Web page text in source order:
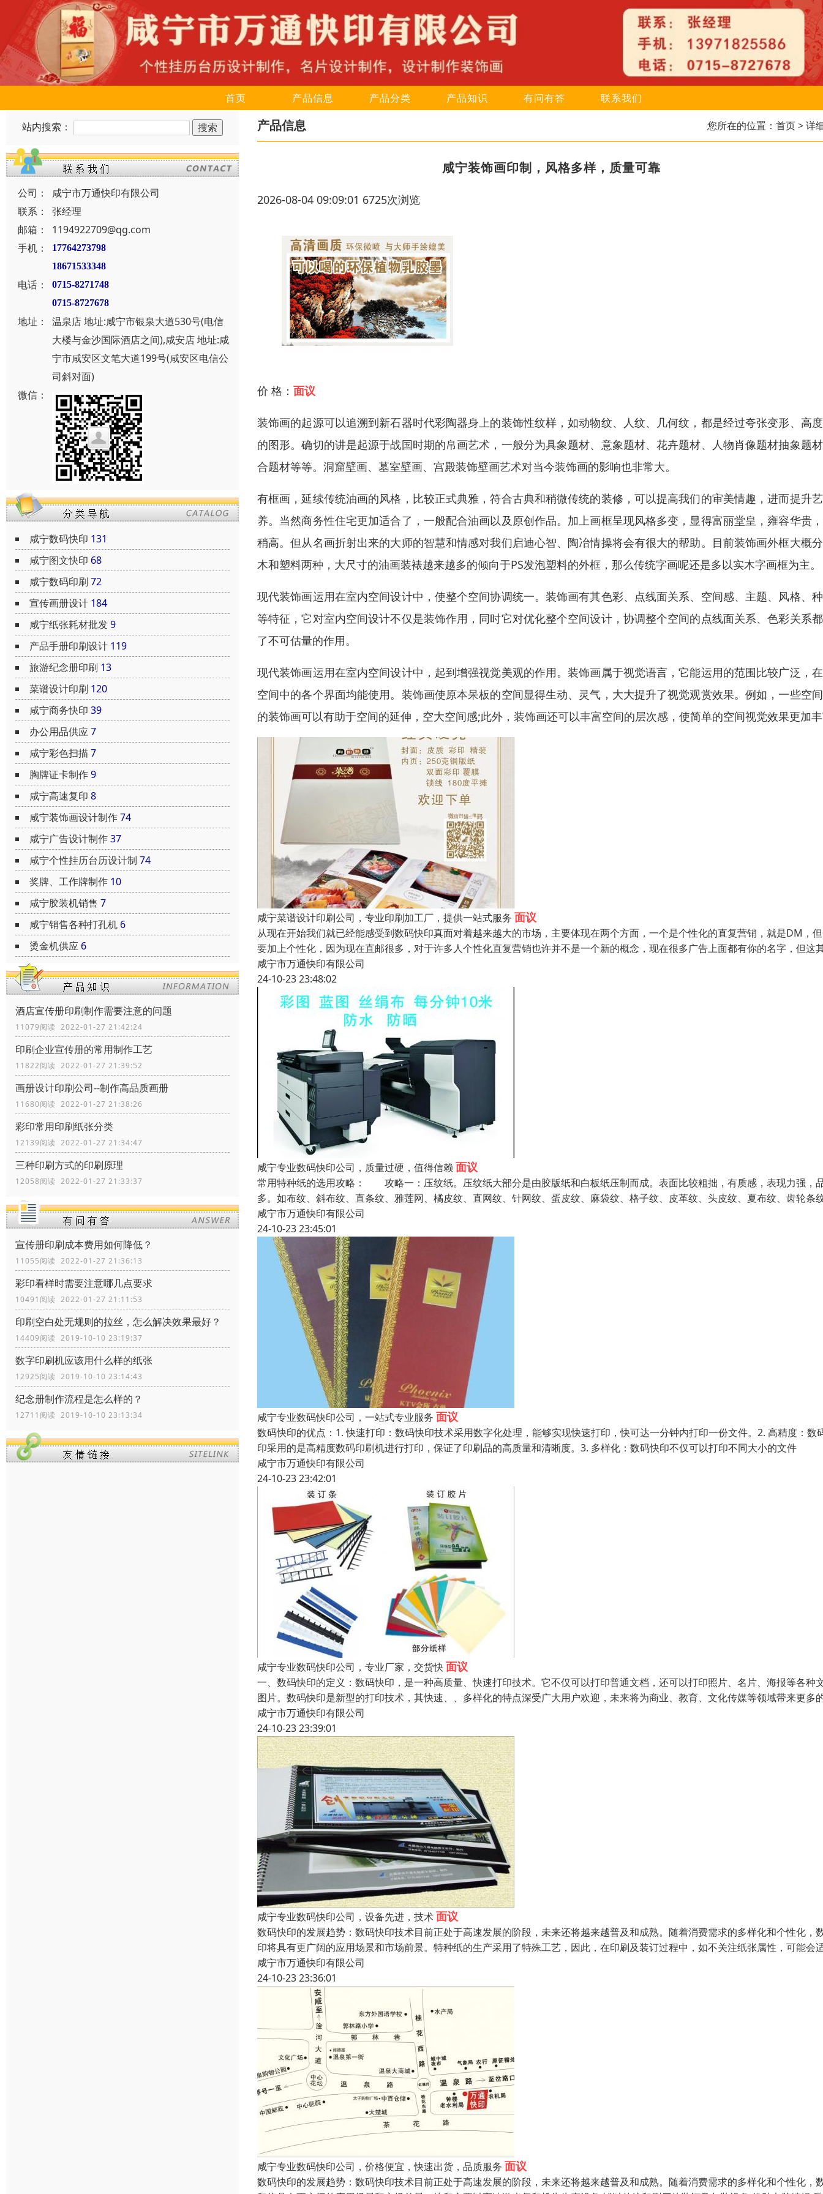
首页 产品信息 产品分类 产品知识 有问有答 联系我们
站内搜索：
公司：
咸宁市万通快印有限公司
联系：
张经理
邮箱：
1194922709@qg.com
手机：
17764273798
18671533348
电话：
0715-8271748
0715-8727678
地址：
温泉店 地址:咸宁市银泉大道530号(电信
大楼与金沙国际酒店之间),咸安店 地址:咸
宁市咸安区文笔大道199号(咸安区电信公
司斜对面)
微信：
咸宁数码快印 131
咸宁图文快印 68
咸宁数码印刷 72
宣传画册设计 184
咸宁纸张耗材批发9
产品手册印刷设计 119
旅游纪念册印刷 13
菜谱设计印刷 120
咸宁商务快印 39
办公用品供应7
咸宁彩色扫描 7
胸牌证卡制作9
咸宁高速复印 8
咸宁装饰画设计制作74
咸宁广告设计制作37
咸宁个性挂历台历设计制 74
奖牌、工作牌制作 10
咸宁胶装机销售 7
咸宁销售各种打孔机 6
烫金机供应 6
酒店宣传册印刷制作需要注意的问题
11079阅读 2022-01-27 21:42:24
印刷企业宣传册的常用制作工艺
11822阅读 2022-01-27 21:39:52
画册设计印刷公司--制作高品质画册
11680阅读 2022-01-27 21:38:26
彩印常用印刷纸张分类
12139阅读 2022-01-27 21:34:47
三种印刷方式的印刷原理
12058阅读 2022-01-27 21:33:37
宣传册印刷成本费用如何降低？
11055阅读 2022-01-27 21:36:13
彩印看样时需要注意哪几点要求
10491阅读 2022-01-27 21:11:53
印刷空白处无规则的拉丝，怎么解决效果最好？
14409阅读 2019-10-10 23:19:37
数字印刷机应该用什么样的纸张
12925阅读 2019-10-10 23:14:43
纪念册制作流程是怎么样的？
12711阅读 2019-10-10 23:13:34
产品信息 您所在的位置： 首页> 详
咸宁装饰画印制，风格多样，质量可靠
2026-08-04 09:09:01 6725次浏览
价 格： 面议
装饰画的起源可以追溯到新石器时代彩陶器身上的装饰性纹样，如动物纹、人纹、几何纹，都是经过夸张变形、高
的图形。确切的讲是起源于战国时期的帛画艺术，一般分为具象题材、意象题材、花卉题材、人物肖像题材抽象题
合题材等等。洞窟壁画、墓室壁画、宫殿装饰壁画艺术对当今装饰画的影响也非常大。
有框画，延续传统油画的风格，比较正式典雅，符合古典和稍微传统的装修，可以提高我们的审美情趣，进而提升
养。当然商务性住宅更加适合了，一般配合油画以及原创作品。加上画框呈现风格多变，显得富丽堂皇，雍容华贵
稍高。但从名画折射出来的大师的智慧和情感对我们启迪心智、陶冶情操将会有很大的帮助。目前装饰画外框大概
木和塑料两种，大尺寸的油画装裱越来越多的倾向于PS发泡塑料的外框，那么传统字画呢还是多以实木字画框为主。
现代装饰画运用在室内空间设计中，使整个空间协调统一。装饰画有其色彩、点线面关系、空间感、主题、风格、
等特征，它对室内空间设计不仅是装饰作用，同时它对优化整个空间设计，协调整个空间的点线面关系、色彩关系
了不可估量的作用。
现代装饰画运用在室内空间设计中，起到增强视觉美观的作用。装饰画属于视觉语言，它能运用的范围比较广泛，
空间中的各个界面均能使用。装饰画使原本呆板的空间显得生动、灵气，大大提升了视觉观赏效果。例如，一些空
的装饰画可以有助于空间的延伸，空大空间感;此外，装饰画还可以丰富空间的层次感，使简单的空间视觉效果更加
咸宁菜谱设计印刷公司，专业印刷加工厂，提供一站式服务 面议
从现在开始我们就已经能感受到数码快印真面对着越来越大的市场，主要体现在两个方面，一个是个性化的直复营销，就是DM，
要加上个性化，因为现在直邮很多，对于许多人个性化直复营销也许并不是一个新的概念，现在很多广告上面都有你的名字，但这
咸宁市万通快印有限公司
24-10-23 23:48:02
咸宁专业数码快印公司，质量过硬，值得信赖 面议
常用特种纸的选用攻略： 攻略一：压纹纸。压纹纸大部分是由胶版纸和白板纸压制而成。表面比较粗拙，有质感，表现力强，
多。如布纹、斜布纹、直条纹、雅莲网、橘皮纹、直网纹、针网纹、蛋皮纹、麻袋纹、格子纹、皮革纹、头皮纹、夏布纹、齿轮条
咸宁市万通快印有限公司
24-10-23 23:45:01
咸宁专业数码快印公司，一站式专业服务 面议
数码快印的优点：1. 快速打印：数码快印技术采用数字化处理，能够实现快速打印，快可达一分钟内打印一份文件。2. 高精度：数
印采用的是高精度数码印刷机进行打印，保证了印刷品的高质量和清晰度。3. 多样化：数码快印不仅可以打印不同大小的文件
咸宁市万通快印有限公司
24-10-23 23:42:01
咸宁专业数码快印公司，专业厂家，交货快面议
一、数码快印的定义：数码快印，是一种高质量、快速打印技术。它不仅可以打印普通文档，还可以打印照片、名片、海报等各种
图片。数码快印是新型的打印技术，其快速、、多样化的特点深受广大用户欢迎，未来将为商业、教育、文化传媒等领域带来更多
咸宁市万通快印有限公司
24-10-23 23:39:01
咸宁专业数码快印公司，设备先进，技术面议
数码快印的发展趋势：数码快印技术目前正处于高速发展的阶段，未来还将越来越普及和成熟。随着消费需求的多样化和个性化，
印将具有更广阔的应用场景和市场前景。特种纸的生产采用了特殊工艺，因此，在印刷及装订过程中，如不关注纸张属性，可能会
咸宁市万通快印有限公司
24-10-23 23:36:01
咸宁专业数码快印公司，价格便宜，快速出货，品质服务 面议
数码快印的发展趋势：数码快印技术目前正处于高速发展的阶段，未来还将越来越普及和成熟。随着消费需求的多样化和个性化，